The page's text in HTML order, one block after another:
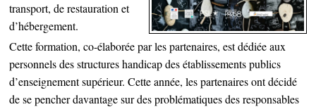
transport, de restauration et
d’hébergement.
Cette formation, co-élaborée par les partenaires, est dédiée aux
personnels des structures handicap des établissements publics
d’enseignement supérieur. Cette année, les partenaires ont décidé
de se pencher davantage sur des problématiques des responsables